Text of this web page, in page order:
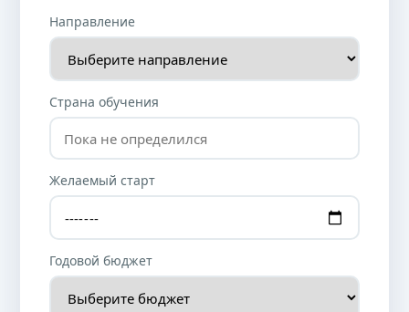
Направление
Страна обучения
Желаемый старт
Годовой бюджет